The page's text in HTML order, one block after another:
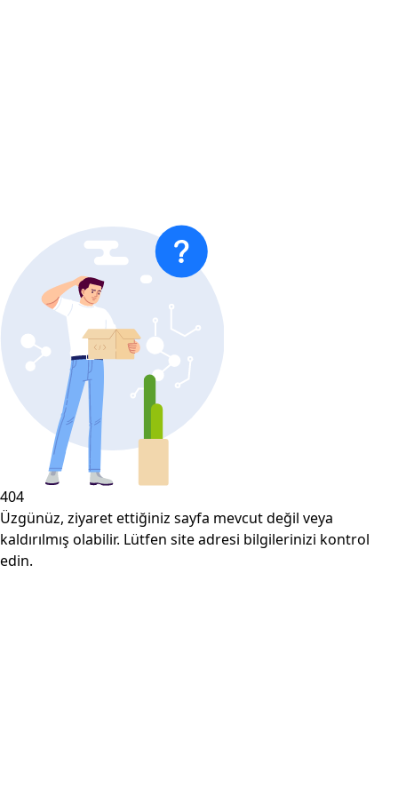
404
Üzgünüz, ziyaret ettiğiniz sayfa mevcut değil veya
kaldırılmış olabilir. Lütfen site adresi bilgilerinizi kontrol
edin.